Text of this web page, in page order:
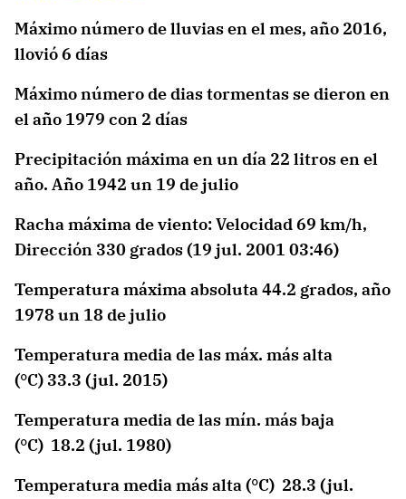
Máximo número de lluvias en el mes, año 2016,
llovió 6 días
Máximo número de dias tormentas se dieron en
el año 1979 con 2 días
Precipitación máxima en un día 22 litros en el
año. Año 1942 un 19 de julio
Racha máxima de viento: Velocidad 69 km/h,
Dirección 330 grados (19 jul. 2001 03:46)
Temperatura máxima absoluta 44.2 grados, año
1978 un 18 de julio
Temperatura media de las máx. más alta
(°C) 33.3 (jul. 2015)
Temperatura media de las mín. más baja
(°C) 18.2 (jul. 1980)
Temperatura media más alta (°C) 28.3 (jul.